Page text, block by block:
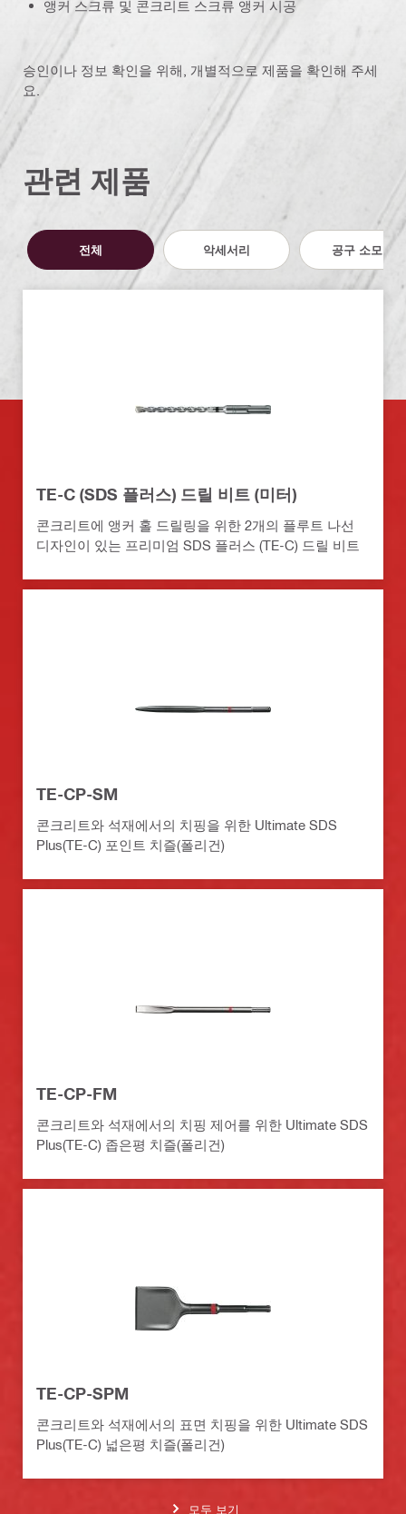
앵커 스크류 및 콘크리트 스크류 앵커 시공
승인이나 정보 확인을 위해, 개별적으로 제품을 확인해 주세
요.
관련 제품
전체 악세서리 공구 소모품
TE-C (SDS 플러스) 드릴 비트 (미터)
콘크리트에 앵커 홀 드릴링을 위한 2개의 플루트 나선
디자인이 있는 프리미엄 SDS 플러스 (TE-C) 드릴 비트
TE-CP-SM
콘크리트와 석재에서의 치핑을 위한 Ultimate SDS
Plus(TE-C) 포인트 치즐(폴리건)
TE-CP-FM
콘크리트와 석재에서의 치핑 제어를 위한 Ultimate SDS
Plus(TE-C) 좁은평 치즐(폴리건)
TE-CP-SPM
콘크리트와 석재에서의 표면 치핑을 위한 Ultimate SDS
Plus(TE-C) 넓은평 치즐(폴리건)
모두 보기